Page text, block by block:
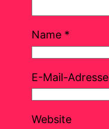
Name *
E-Mail-Adresse
Website